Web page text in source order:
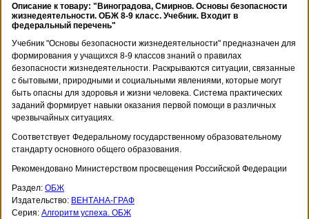
Описание к товару: "Виноградова, Смирнов. Основы безопасности
жизнедеятельности. ОБЖ 8-9 класс. Учебник. Входит в
федеральный перечень"
Учебник "Основы безопасности жизнедеятельности" предназначен для
формирования у учащихся 8-9 классов знаний о правилах
безопасности жизнедеятельности. Раскрываются ситуации, связанные
с бытовыми, природными и социальными явлениями, которые могут
быть опасны для здоровья и жизни человека. Система практических
заданий формирует навыки оказания первой помощи в различных
чрезвычайных ситуациях.
Соответствует Федеральному государственному образовательному
стандарту основного общего образования.
Рекомендовано Министерством просвещения Российской Федерации
Раздел: ОБЖ
Издательство: ВЕНТАНА-ГРАФ
Серия: Алгоритм успеха. ОБЖ